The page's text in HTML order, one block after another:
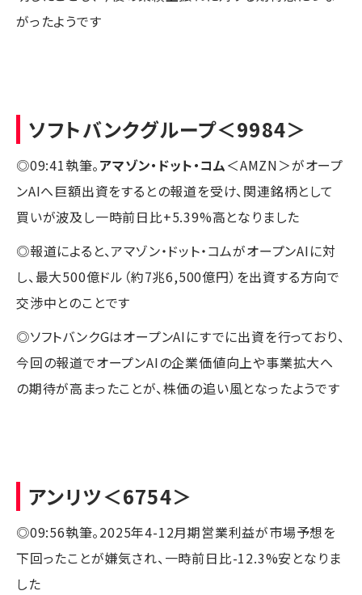
がったようです
ソフトバンクグループ＜9984＞
◎09:41執筆。アマゾン・ドット・コム＜AMZN＞がオープ
ンAIへ巨額出資をするとの報道を受け、関連銘柄として
買いが波及し一時前日比+5.39%高となりました
◎報道によると、アマゾン・ドット・コムがオープンAIに対
し、最大500億ドル（約7兆6,500億円）を出資する方向で
交渉中とのことです
◎ソフトバンクGはオープンAIにすでに出資を行っており、
今回の報道でオープンAIの企業価値向上や事業拡大へ
の期待が高まったことが、株価の追い風となったようです
アンリツ＜6754＞
◎09:56執筆。2025年4-12月期営業利益が市場予想を
下回ったことが嫌気され、一時前日比-12.3%安となりま
した